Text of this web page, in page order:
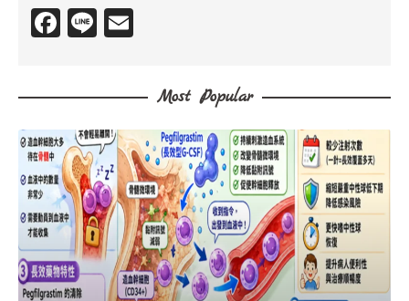
F
a
e
b
o
o
k
Li
n
l Most Popular